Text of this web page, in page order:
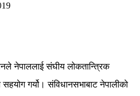
नेपाललाई संघीय लोकतान्त्रिक
गर्यो। संविधानसभाबाट नेपालीको